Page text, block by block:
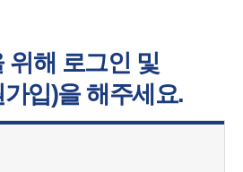
위해 로그인 및
입)을 해주세요.